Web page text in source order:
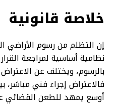
خلاصة قانونية
إن التظلم من رسوم الأراضي
نظامية أساسية لمراجعة
بالرسوم، ويختلف عن
فالاعتراض إجراء فني مباشر،
أوسع يمهد للطعن القضائي